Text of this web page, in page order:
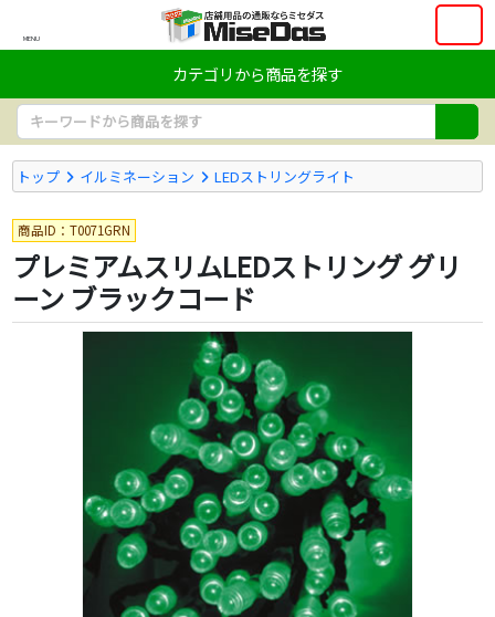
MENU
カテゴリから商品を探す
トップ イルミネーション LEDストリングライト
商品ID：T0071GRN
プレミアムスリムLEDストリング グリ
ーン ブラックコード